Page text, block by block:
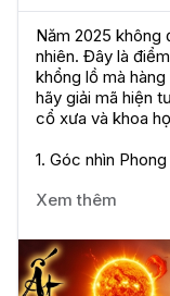
Năm 2025 không
nhiên. Đây là
khổng lồ mà
hãy giải mã hiện
cổ xưa và khoa
1. Góc nhìn
Xem thêm